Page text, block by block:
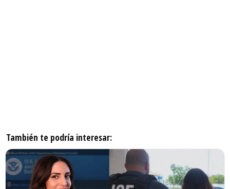
También te podría interesar: